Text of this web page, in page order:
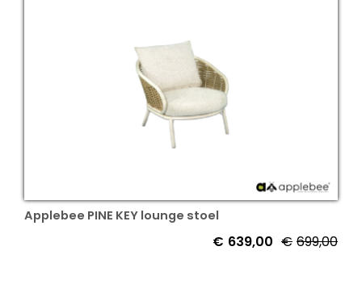
Applebee PINE KEY lounge stoel
€ 699,00
€ 639,00